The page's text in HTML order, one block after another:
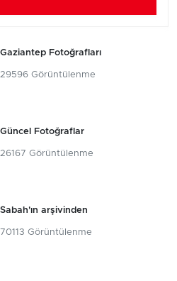
Gaziantep Fotoğrafları
29596 Görüntülenme
Güncel Fotoğraflar
26167 Görüntülenme
Sabah'ın arşivinden
70113 Görüntülenme